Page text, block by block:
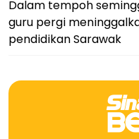
Dalam tempoh
guru pergi
pendidikan Sarawak